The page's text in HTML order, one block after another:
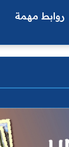
روابط مهمة